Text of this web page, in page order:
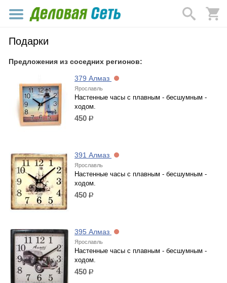
Подарки
Предложения из соседних регионов:
379 Алмаз
Ярославль
Настенные часы с плавным - бесшумным -
ходом.
450 р.
391 Алмаз
Ярославль
Настенные часы с плавным - бесшумным -
ходом.
450 р.
395 Алмаз
Ярославль
Настенные часы с плавным - бесшумным -
ходом.
450 р.